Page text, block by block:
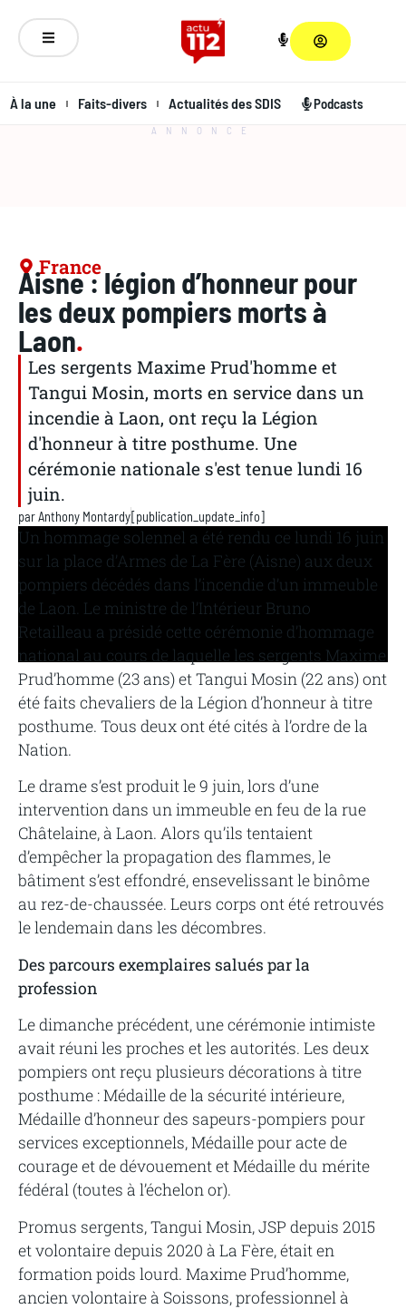
À la une Faits-divers Actualités des SDIS Podcasts
ANNONCE
France
Aisne : légion d’honneur pour
les deux pompiers morts à
Laon.
Les sergents Maxime Prud'homme et
Tangui Mosin, morts en service dans un
incendie à Laon, ont reçu la Légion
d'honneur à titre posthume. Une
cérémonie nationale s'est tenue lundi 16
juin.
parAnthony Montardy[publication_update_info]
Un hommage solennel a été rendu ce lundi 16 juin
sur la place d’Armes de La Fère (Aisne) aux deux
pompiers décédés dans l’incendie d’un immeuble
de Laon. Le ministre de l’Intérieur Bruno
Retailleau a présidé cette cérémonie d’hommage
national au cours de laquelle les sergents Maxime
Prud’homme (23 ans) et Tangui Mosin (22 ans) ont
été faits chevaliers de la Légion d’honneur à titre
posthume. Tous deux ont été cités à l’ordre de la
Nation.
Le drame s’est produit le 9 juin, lors d’une
intervention dans un immeuble en feu de la rue
Châtelaine, à Laon. Alors qu’ils tentaient
d’empêcher la propagation des flammes, le
bâtiment s’est effondré, ensevelissant le binôme
au rez-de-chaussée. Leurs corps ont été retrouvés
le lendemain dans les décombres.
Des parcours exemplaires salués par la
profession
Le dimanche précédent, une cérémonie intimiste
avait réuni les proches et les autorités. Les deux
pompiers ont reçu plusieurs décorations à titre
posthume : Médaille de la sécurité intérieure,
Médaille d’honneur des sapeurs-pompiers pour
services exceptionnels, Médaille pour acte de
courage et de dévouement et Médaille du mérite
fédéral (toutes à l’échelon or).
Promus sergents, Tangui Mosin, JSP depuis 2015
et volontaire depuis 2020 à La Fère, était en
formation poids lourd. Maxime Prud’homme,
ancien volontaire à Soissons, professionnel à